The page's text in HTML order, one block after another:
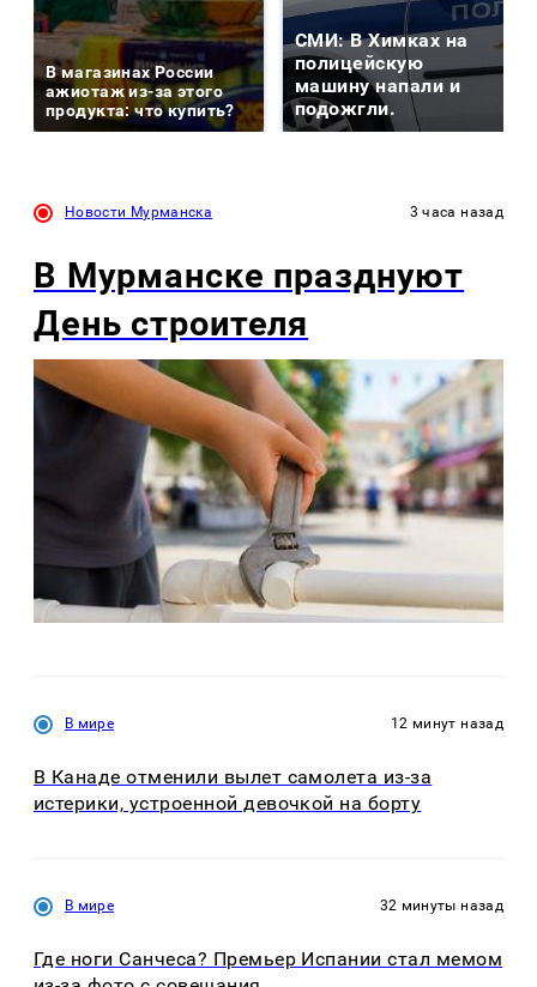
В магазинах России
ажиотаж из-за этого
продукта: что купить?
СМИ: В Химках на
полицейскую
машину напали и
подожгли.
Новости Мурманска 3 часа назад
В Мурманске празднуют
День строителя
В мире 12 минут назад
В Канаде отменили вылет самолета из-за
истерики, устроенной девочкой на борту
В мире 32 минуты назад
Где ноги Санчеса? Премьер Испании стал мемом